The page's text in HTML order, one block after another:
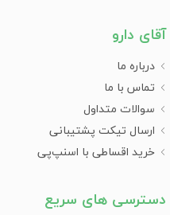
آقای دارو
درباره ما
تماس با ما
سوالات متداول
ارسال تیکت پشتیبانی
خرید اقساطی با اسنپ‌پی
دسترسی های سریع